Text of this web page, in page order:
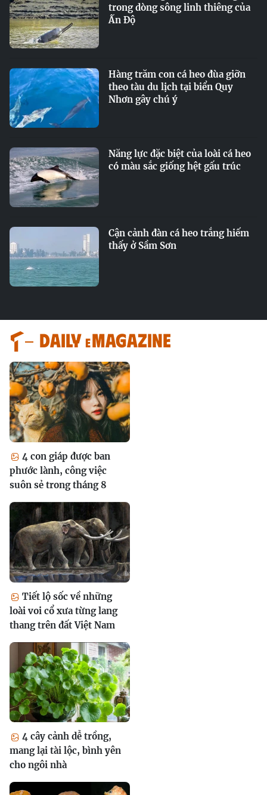
trong dòng sông linh thiêng của
Ấn Độ
Hàng trăm con cá heo đùa giỡn
theo tàu du lịch tại biển Quy
Nhơn gây chú ý
Năng lực đặc biệt của loài cá heo
có màu sắc giống hệt gấu trúc
Cận cảnh đàn cá heo trắng hiếm
thấy ở Sầm Sơn
Daily emagazine
4 con giáp được ban
phước lành, công việc
suôn sẻ trong tháng 8
Tiết lộ sốc về những
loài voi cổ xưa từng lang
thang trên đất Việt Nam
4 cây cảnh dễ trồng,
mang lại tài lộc, bình yên
cho ngôi nhà